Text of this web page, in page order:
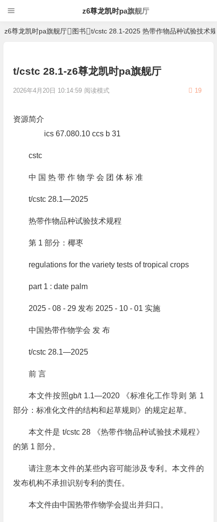
z6尊龙凯时pa旗舰厅
z6尊龙凯时pa旗舰厅 图书 t/cstc 28.1-2025 热带作物品种试验技术
t/cstc 28.1-z6尊龙凯时pa旗舰厅
2026年4月20日 10:14:59 19
阅读模式
资源简介
ics 67.080.10 ccs b 31
cstc
中 国 热 带 作 物 学 会 团 体 标 准
t/cstc 28.1—2025
热带作物品种试验技术规程
第 1 部分：椰枣
regulations for the variety tests of tropical crops
part 1 : date palm
2025 - 08 - 29 发布 2025 - 10 - 01 实施
中国热带作物学会 发 布
t/cstc 28.1—2025
前 言
本文件按照gb/t 1.1—2020 《标准化工作导则 第 1
部分：标准化文件的结构和起草规则》的规定起草。
本文件是 t/cstc 28 《热带作物品种试验技术规程》
的第 1 部分。
请注意本文件的某些内容可能涉及专利。本文件的
发布机构不承担识别专利的责任。
本文件由中国热带作物学会提出并归口。